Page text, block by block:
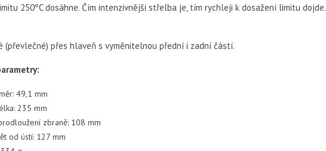
250ºC dosáhne. Čím intenzivnější střelba je, tím rychleji k dosažení limitu dojde.
(převlečné) přes hlaveň s vyměnitelnou přední i zadní částí.
49,1 mm
235 mm
zbraně: 108 mm
od ústí: 127 mm